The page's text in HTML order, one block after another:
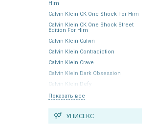
Him
Calvin Klein CK One Shock For Him
Calvin Klein CK One Shock Street
Edition For Him
Calvin Klein Calvin
Calvin Klein Contradiction
Calvin Klein Crave
Calvin Klein Dark Obsession
Calvin Klein Defy
Показать все
УНИСЕКС